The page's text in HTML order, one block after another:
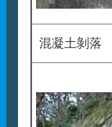
混凝土剝落